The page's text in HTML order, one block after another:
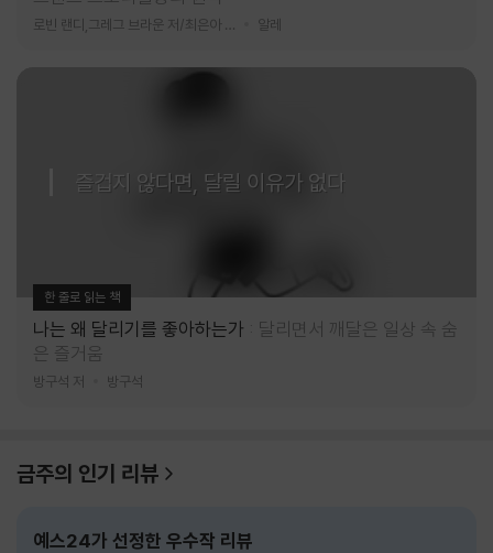
알레
즐겁지 않다면, 달릴 이유가 없다
한 줄로 읽는 책
나는 왜 달리기를 좋아하는가
달리면서 깨달은 일상 속 숨
은 즐거움
방구석 저 방구석
금주의 인기 리뷰
예스24가 선정한 우수작 리뷰